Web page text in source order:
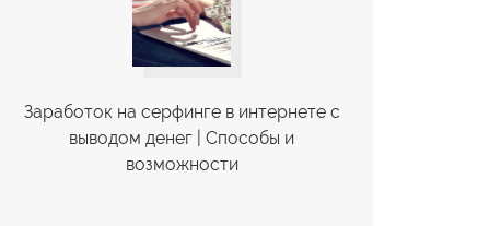
Заработок на серфинге в интернете с
выводом денег | Cпособы и
возможности